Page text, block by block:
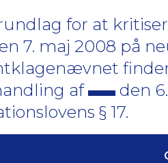
for at
7. maj 2008 på
af
den
§ 17.